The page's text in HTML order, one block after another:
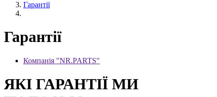
Гарантії
Гарантії
Компанія "NR.PARTS"
ЯКІ ГАРАНТІЇ МИ